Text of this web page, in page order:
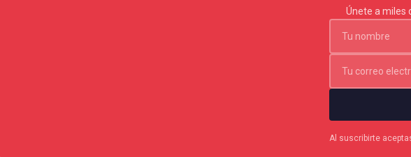
Únete a miles
Al suscribirte